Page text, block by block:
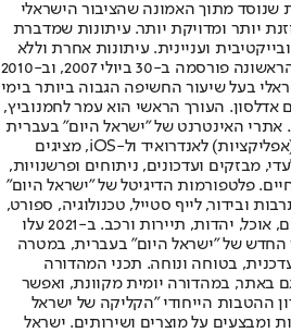
שנוסד מתוך האמונה שהציבור הישראלי
יותר ומדויקת יותר. עיתונות שמדברת
ועניינית. עיתונות אחרת וללא
תשלום. המהדורה המודפסת הראשונה פורסמה ב-30 ביולי 2007, וב-2010
בעל שיעור החשיפה הגבוה ביותר בימי
אדלסון. העורך הראשי הוא עמר לחמנוביץ,
אתרי האינטרנט של "ישראל היום" בעברית
ובאנגלית, כמו כן היישומונים (אפליקציות) לאנדרואיד ול-iOS, מציגים
מבזקים ועדכונים, ניתוחים ופרשנויות,
פלטפורמות הדיגיטל של "ישראל היום"
ובידור, לייף סטייל, טכנולוגיה, ספורט,
כלכלה וצרכנות, בריאות, חיילים, אוכל, יהדות, תיירות ורכב. ב-2021 עלו
החדש של "ישראל היום" בעברית, במטרה
בטוחה ונוחה. תכני המהדורה
באתר, במהדורה יומית מקוונת, ואפשר
ההטבות הייחודי "הקליקה של ישראל
ומבצעים על מוצרים ושירותים. ישראל